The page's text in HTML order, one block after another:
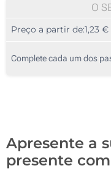
50
125
O
Preço a partir de:1,23 €
Complete cada um dos
Apresente a
presente